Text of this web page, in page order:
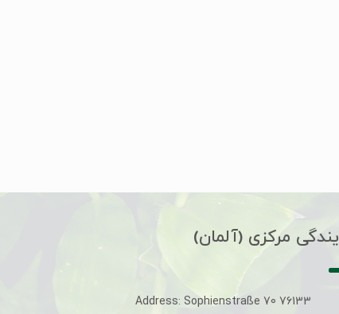
مرکزی (آلمان)
Address: Sophienstraße 70 76133